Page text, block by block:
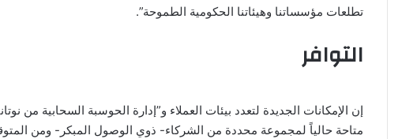
تطلعات مؤسساتنا وهيئاتنا الحكومية الطموحة”.
التوافر
إن الإمكانات الجديدة لتعدد بيئات العملاء و”إدارة الحوسبة السحابية من
متاحة حالياً لمجموعة محددة من الشركاء- ذوي الوصول المبكر- ومن